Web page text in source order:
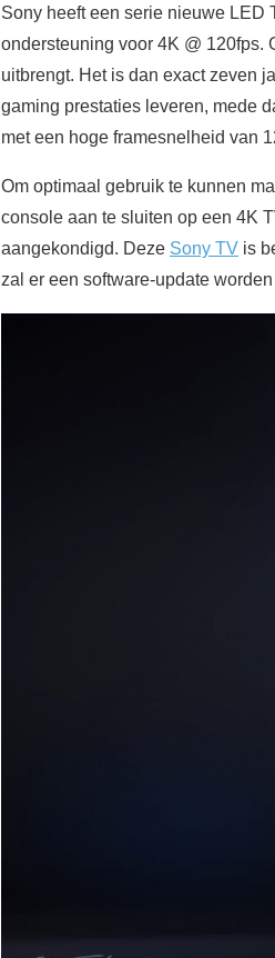
Sony heeft een serie nieuwe LED
ondersteuning voor 4K @ 120fps.
uitbrengt. Het is dan exact zeven
gaming prestaties leveren, mede
met een hoge framesnelheid van
Om optimaal gebruik te kunnen
console aan te sluiten op een 4K
aangekondigd. Deze Sony TV is
zal er een software-update